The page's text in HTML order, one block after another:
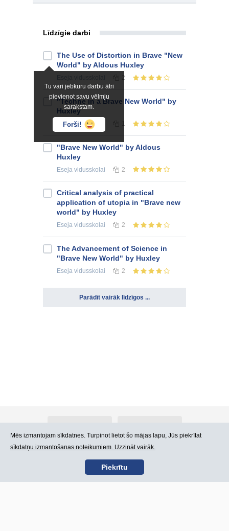
Līdzīgie darbi
Tu vari jebkuru darbu ātri
pievienot savu vēlmju
sarakstam.
Forši!
The Use of Distortion in Brave "New
World" by Aldous Huxley
2
"Techne in a Brave New World" by
Huxley
Esejavidusskolai 1
"Brave New World" by Aldous
Huxley
Eseja vidusskolai 2
Critical analysis of practical
application of utopia in "Brave new
world" by Huxley
Eseja vidusskolai 2
The Advancement of Science in
"Brave New World" by Huxley
Eseja vidusskolai 2
Parādīt vairāk līdzīgos ...
Kontakti Lietošanas noteikumi
Mēs izmantojam sīkdatnes. Turpinot lietot šo mājas lapu, Jūs piekrītat
sīkdatņu izmantošanas noteikumiem. Uzzināt vairāk.
Piekrītu